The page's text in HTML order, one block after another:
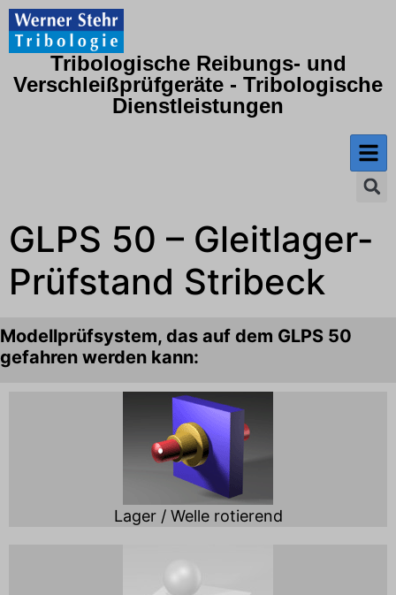
Tribologische Reibungs- und
Verschleißprüfgeräte - Tribologische
Dienstleistungen
GLPS 50 – Gleitlager-
Prüfstand Stribeck
Modellprüfsystem, das auf dem GLPS 50
gefahren werden kann:
Lager / Welle rotierend